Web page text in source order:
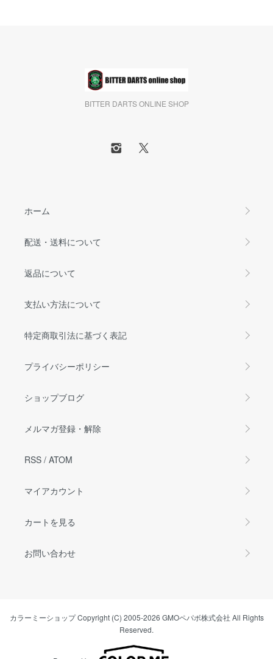
BITTER DARTS ONLINE SHOP
ホーム
配送・送料について
返品について
支払い方法について
特定商取引法に基づく表記
プライバシーポリシー
ショップブログ
メルマガ登録・解除
RSS / ATOM
マイアカウント
カートを見る
お問い合わせ
カラーミーショップCopyright (C) 2005-2026 GMOペパボ株式会社 All Rights
Reserved.